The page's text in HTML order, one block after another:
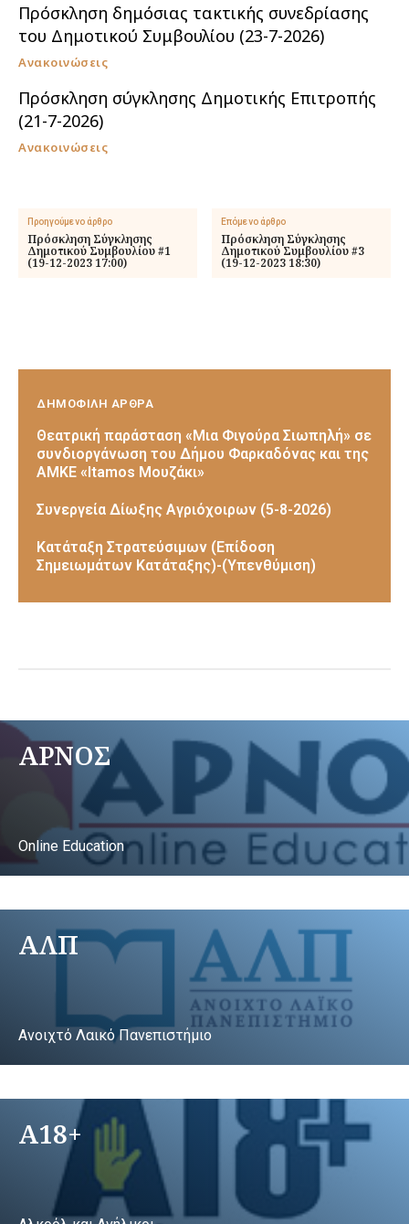
Πρόσκληση δημόσιας τακτικής συνεδρίασης
του Δημοτικού Συμβουλίου (23-7-2026)
Ανακοινώσεις
Πρόσκληση σύγκλησης Δημοτικής Επιτροπής
(21-7-2026)
Ανακοινώσεις
Προηγούμενο άρθρο
Πρόσκληση Σύγκλησης
Δημοτικού Συμβουλίου #1
(19-12-2023 17:00)
Επόμενο άρθρο
Πρόσκληση Σύγκλησης
Δημοτικού Συμβουλίου #3
(19-12-2023 18:30)
ΔΗΜΟΦΙΛΗ ΑΡΘΡΑ
Θεατρική παράσταση «Μια Φιγούρα Σιωπηλή» σε
συνδιοργάνωση του Δήμου Φαρκαδόνας και της
ΑΜΚΕ «Itamos Μουζάκι»
Συνεργεία Δίωξης Αγριόχοιρων (5-8-2026)
Κατάταξη Στρατεύσιμων (Επίδοση
Σημειωμάτων Κατάταξης)-(Υπενθύμιση)
ΑΡΝΟΣ
Online Education
ΑΛΠ
Ανοιχτό Λαικό Πανεπιστήμιο
A18+